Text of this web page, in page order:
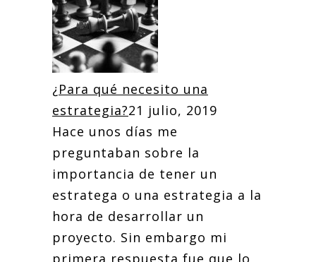
¿Para qué necesito una
estrategia?21 julio, 2019
Hace unos días me
preguntaban sobre la
importancia de tener un
estratega o una estrategia a la
hora de desarrollar un
proyecto. Sin embargo mi
primera respuesta fue que lo